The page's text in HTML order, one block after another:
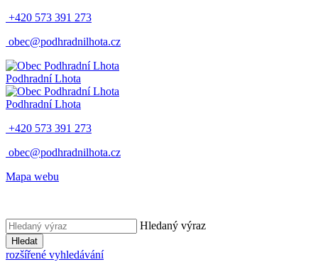
+420 573 391 273
obec@podhradnilhota.cz
Podhradní Lhota
Podhradní Lhota
+420 573 391 273
obec@podhradnilhota.cz
Mapa webu
Hledaný výraz
Hledat
rozšířené vyhledávání